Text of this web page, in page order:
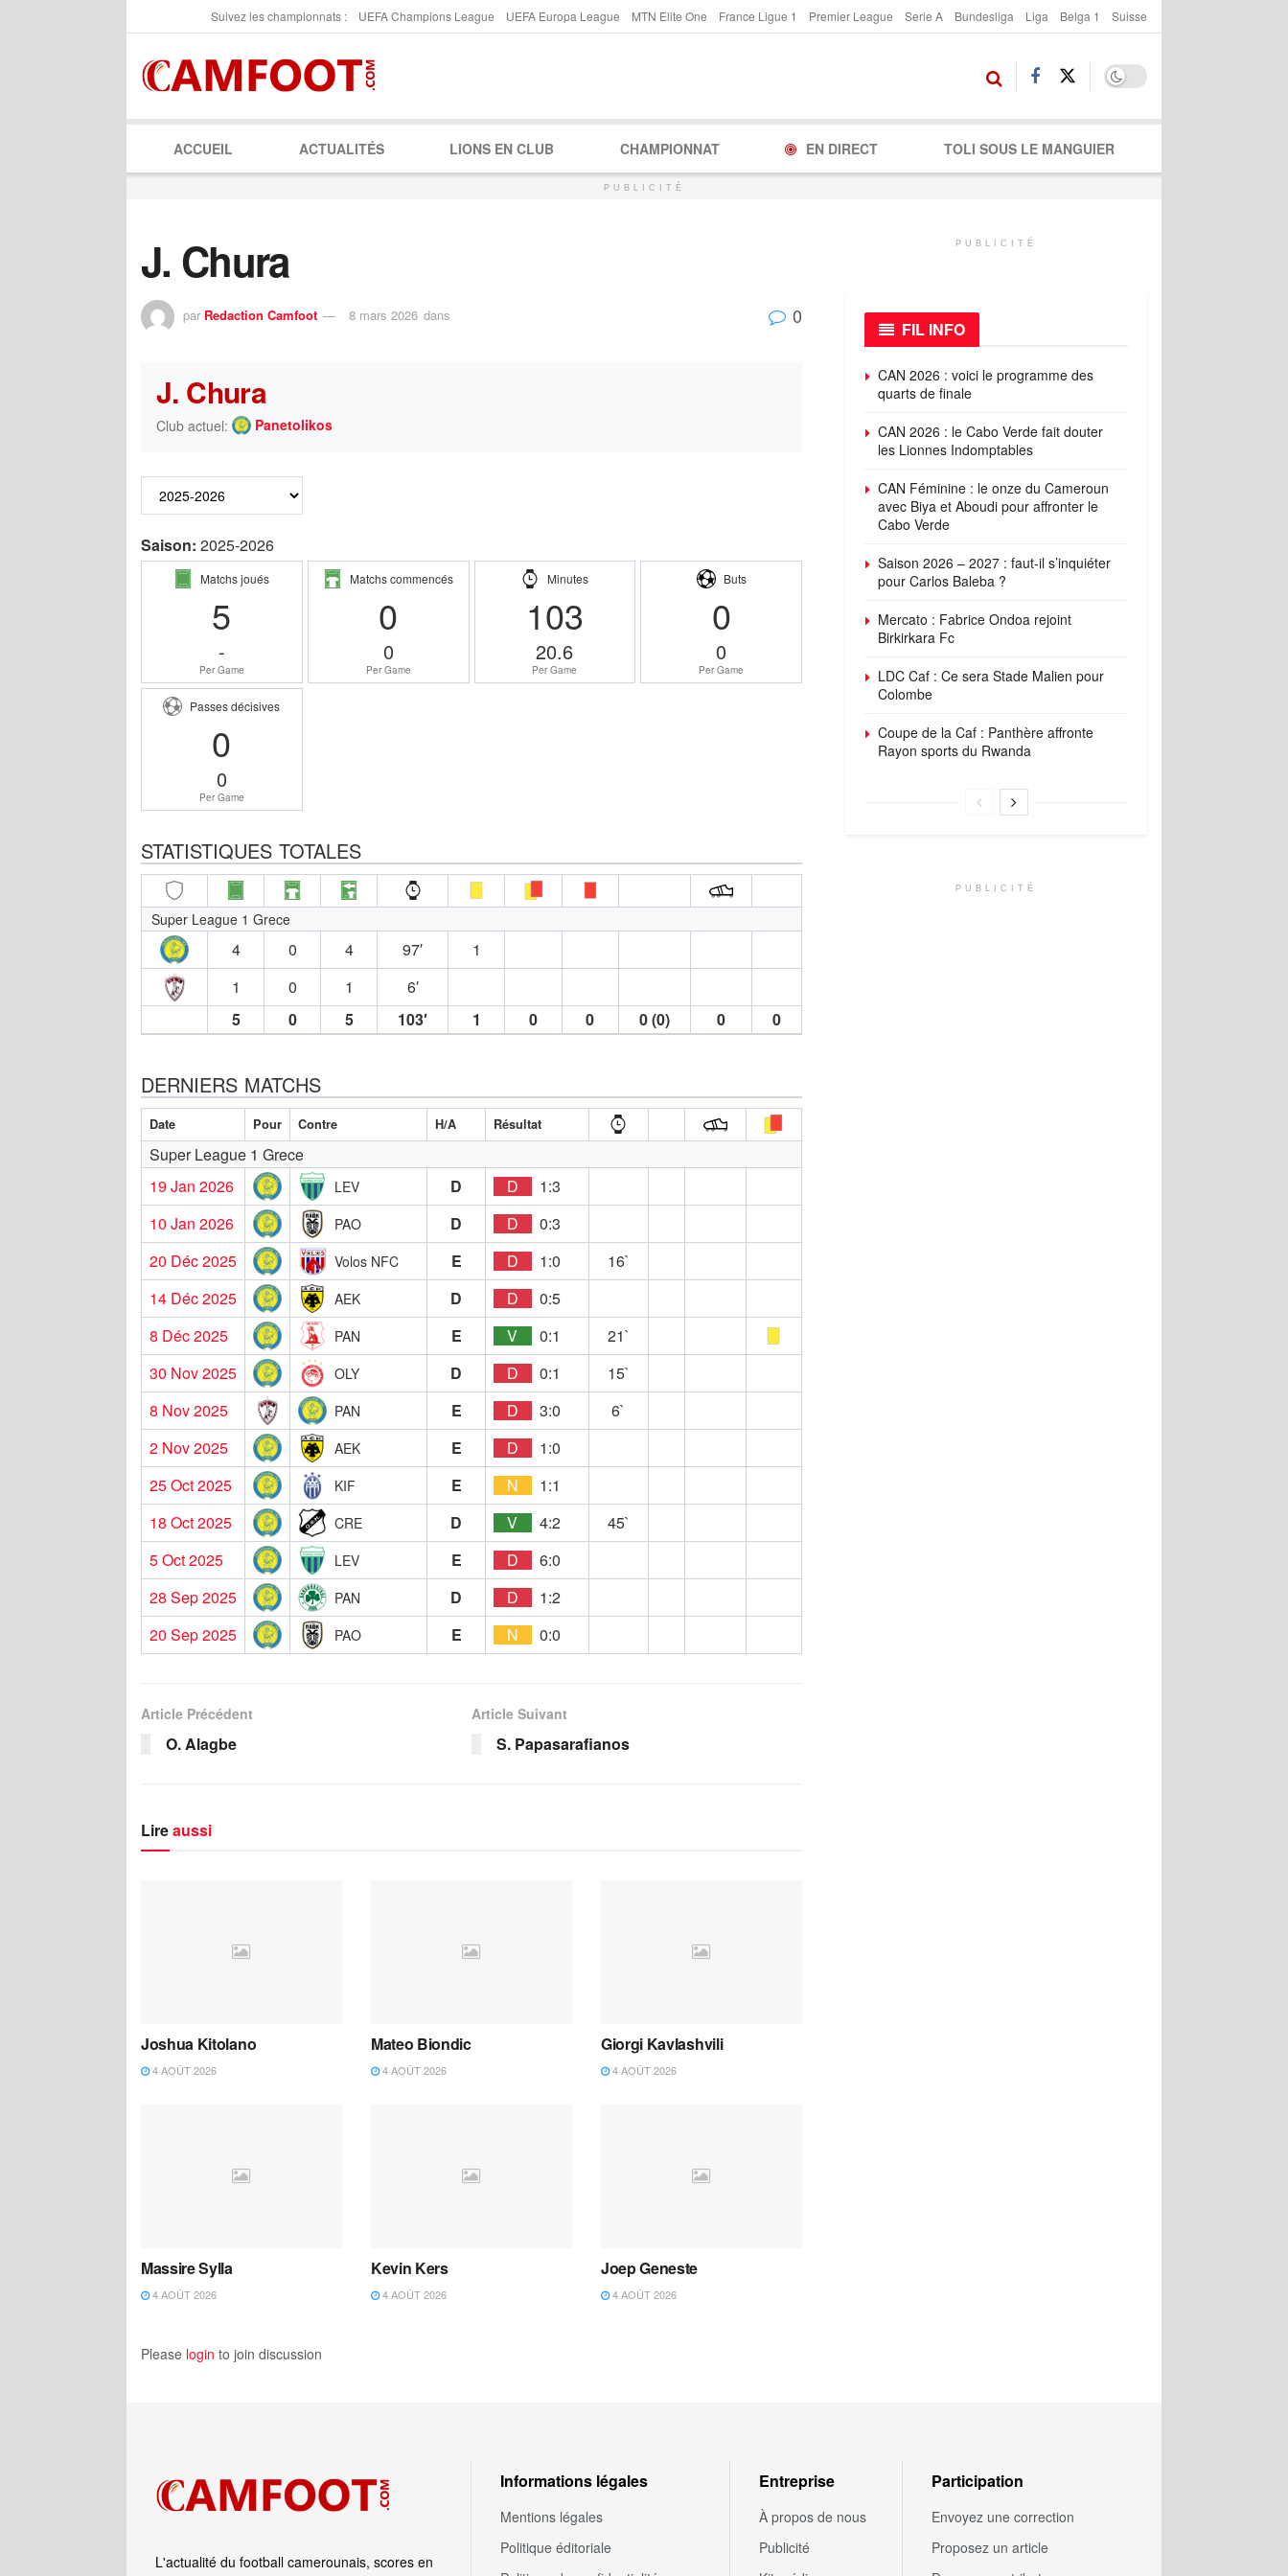
Suivez les championnats : UEFA Champions League UEFA Europa League MTN Elite One France Ligue 1 Premier League Serie A Bundesliga Liga Belga 1 Suisse
ACCUEIL ACTUALITÉS LIONS EN CLUB CHAMPIONNAT EN DIRECT TOLI SOUS LE MANGUIER
PUBLICITÉ
J. Chura
par Redaction Camfoot 8 mars 2026 dans 0
J. Chura
Club actuel: Panetolikos
Saison: 2025-2026
Matchs joués
5
-
Per Game
Matchs commencés
0
0
Per Game
Minutes
103
20.6
Per Game
Buts
0
0
Per Game
Passes décisives
0
0
Per Game
STATISTIQUES TOTALES
Super League 1 Grece
4 0 4 97′
1
1
0 1
6′
5
0 5 103′ 1 0 0 0 (0) 0 0
DERNIERS MATCHS
Date Pour Contre H/A Résultat
Super League 1 Grece
19 Jan 2026
LEV D D
1:3
10 Jan 2026
PAO D D
0:3
20 Déc 2025
Volos NFC E D 1:0
16`
14 Déc 2025
AEK D D
0:5
8 Déc 2025
PAN E V 0:1
21`
30 Nov 2025
OLY D D 0:1
15`
8 Nov 2025
PAN E D 3:0
6`
2 Nov 2025
AEK E D
1:0
25 Oct 2025
KIF E N
1:1
18 Oct 2025
CRE D V 4:2
45`
5 Oct 2025
LEV E D
6:0
28 Sep 2025
PAN D D
1:2
20 Sep 2025
PAO E N 0:0
Article Précédent
O. Alagbe
Article Suivant
S. Papasarafianos
Lireaussi
Joshua Kitolano
4 AOÛT 2026
Mateo Biondic
4 AOÛT 2026
Giorgi Kavlashvili
4 AOÛT 2026
Massire Sylla
4 AOÛT 2026
Kevin Kers
4 AOÛT 2026
Joep Geneste
4 AOÛT 2026
Please login to join discussion
PUBLICITÉ
FIL INFO
CAN 2026 : voici le programme des
quarts de finale
CAN 2026 : le Cabo Verde fait douter
les Lionnes Indomptables
CAN Féminine : le onze du Cameroun
avec Biya et Aboudi pour affronter le
Cabo Verde
Saison 2026 – 2027 : faut-il s’inquiéter
pour Carlos Baleba ?
Mercato : Fabrice Ondoa rejoint
Birkirkara Fc
LDC Caf : Ce sera Stade Malien pour
Colombe
Coupe de la Caf : Panthère affronte
Rayon sports du Rwanda
PUBLICITÉ
L'actualité du football camerounais, scores en
Informations légales
Mentions légales
Politique éditoriale
Entreprise
À propos de nous
Publicité
Participation
Envoyez une correction
Proposez un article